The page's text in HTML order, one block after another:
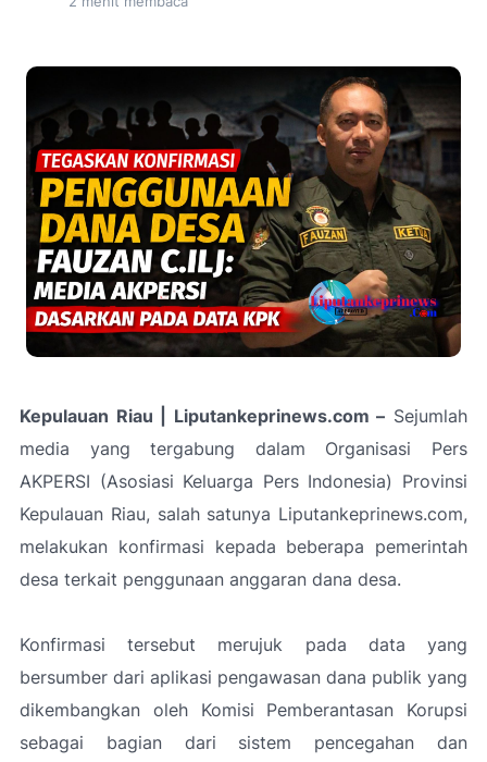
Kepulauan Riau | Liputankeprinews.com – Sejumlah
media yang tergabung dalam Organisasi Pers
AKPERSI (Asosiasi Keluarga Pers Indonesia) Provinsi
Kepulauan Riau, salah satunya Liputankeprinews.com,
melakukan konfirmasi kepada beberapa pemerintah
desa terkait penggunaan anggaran dana desa.
Konfirmasi tersebut merujuk pada data yang
bersumber dari aplikasi pengawasan dana publik yang
dikembangkan oleh Komisi Pemberantasan Korupsi
sebagai bagian dari sistem pencegahan dan